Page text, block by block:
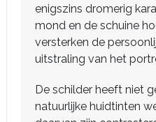
enigszins dromerig
mond en de schuine
versterken de
uitstraling van het
De schilder heeft niet
natuurlijke huidtinten